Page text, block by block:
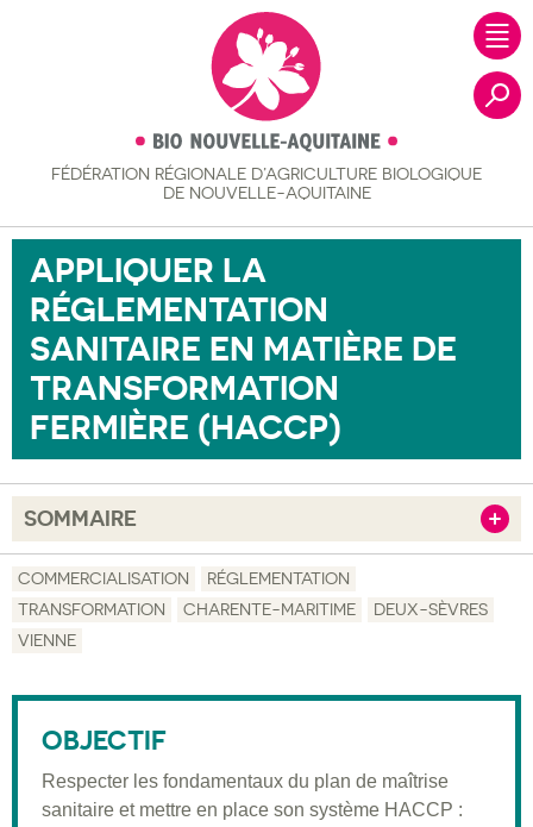
FÉDÉRATION RÉGIONALE D’AGRICULTURE BIOLOGIQUE
DE NOUVELLE-AQUITAINE
APPLIQUER LA
RÉGLEMENTATION
SANITAIRE EN MATIÈRE DE
TRANSFORMATION
FERMIÈRE (HACCP)
SOMMAIRE
Description
Pré-requis
Validation
Moyens pédagogiques
COMMERCIALISATION
RÉGLEMENTATION
TRANSFORMATION
CHARENTE-MARITIME
DEUX-SÈVRES
VIENNE
OBJECTIF
Respecter les fondamentaux du plan de maîtrise
sanitaire et mettre en place son système HACCP :